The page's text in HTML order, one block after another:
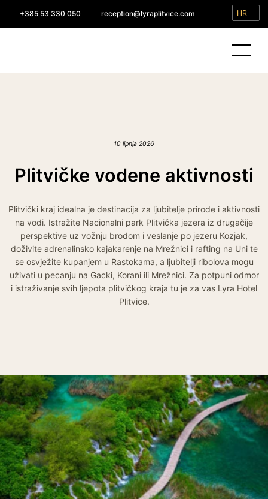
HR
+385 53 330 050 reception@lyraplitvice.com
10 lipnja 2026
Plitvičke vodene aktivnosti
Plitvički kraj idealna je destinacija za ljubitelje prirode i aktivnosti
na vodi. Istražite Nacionalni park Plitvička jezera iz drugačije
perspektive uz vožnju brodom i veslanje po jezeru Kozjak,
doživite adrenalinsko kajakarenje na Mrežnici i rafting na Uni te
se osvježite kupanjem u Rastokama, a ljubitelji ribolova mogu
uživati u pecanju na Gacki, Korani ili Mrežnici. Za potpuni odmor
i istraživanje svih ljepota plitvičkog kraja tu je za vas Lyra Hotel
Plitvice.